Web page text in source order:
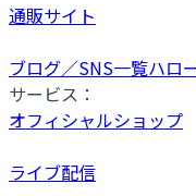
通販サイト
ブログ／SNS一覧ハロ
サービス：
オフィシャルショップ
ライブ配信